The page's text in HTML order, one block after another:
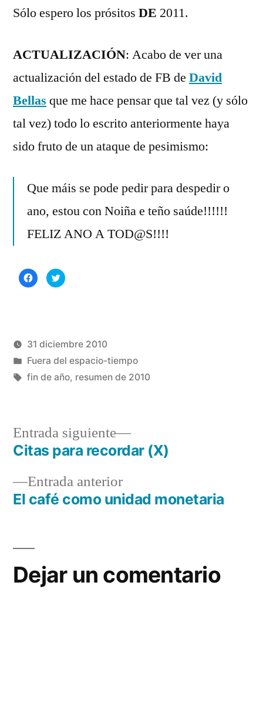
Sólo espero los prósitos DE 2011.
ACTUALIZACIÓN: Acabo de ver una
actualización del estado de FB de David
Bellas que me hace pensar que tal vez (y sólo
tal vez) todo lo escrito anteriormente haya
sido fruto de un ataque de pesimismo:
Que máis se pode pedir para despedir o
ano, estou con Noiña e teño saúde!!!!!!
FELIZ ANO A TOD@S!!!!
Haz
clic
una
ventana
Haz
clic
una
ventana
Publicado
por
Manuel
Rivas
31 diciembre 2010
Publicado
en
Fuera del espacio-tiempo
Etiquetas:
fin de año, resumen de 2010
Navegación
deEntrada anteriorEntrada
anterior:
El café como unidad monetaria
Entrada siguiente
Entrada
siguiente:
Citas para recordar (X)
Dejar un comentario